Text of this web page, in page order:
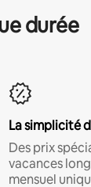
durée
La simplicité
Des prix
vacances
mensuel